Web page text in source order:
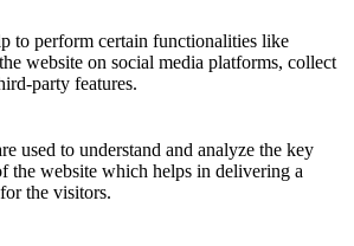
to perform certain functionalities like
website on social media platforms, collect
party features.
used to understand and analyze the key
the website which helps in delivering a
the visitors.